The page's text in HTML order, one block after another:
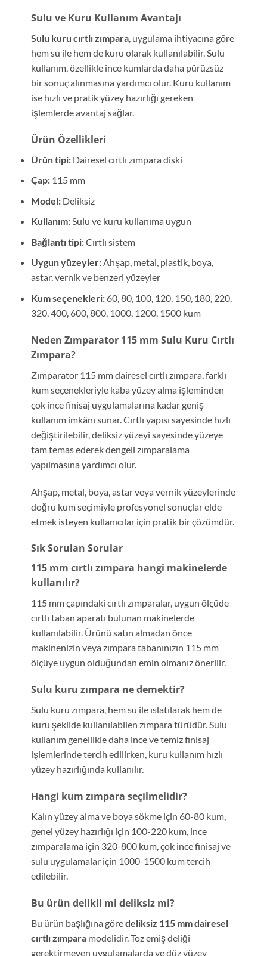
Sulu ve Kuru Kullanım Avantajı
Sulu kuru cırtlı zımpara, uygulama ihtiyacına göre
hem su ile hem de kuru olarak kullanılabilir. Sulu
kullanım, özellikle ince kumlarda daha pürüzsüz
bir sonuç alınmasına yardımcı olur. Kuru kullanım
ise hızlı ve pratik yüzey hazırlığı gereken
işlemlerde avantaj sağlar.
Ürün Özellikleri
Ürün tipi:Dairesel cırtlı zımpara diski
Çap:115 mm
Model:Deliksiz
Kullanım:Sulu ve kuru kullanıma uygun
Bağlantı tipi:Cırtlı sistem
Uygun yüzeyler:Ahşap, metal, plastik, boya,
astar, vernik ve benzeri yüzeyler
Kum seçenekleri:60, 80, 100, 120, 150, 180, 220,
320, 400, 600, 800, 1000, 1200, 1500 kum
Neden Zımparator 115 mm Sulu Kuru Cırtlı
Zımpara?
Zımparator 115 mm dairesel cırtlı zımpara, farklı
kum seçenekleriyle kaba yüzey alma işleminden
çok ince finisaj uygulamalarına kadar geniş
kullanım imkânı sunar. Cırtlı yapısı sayesinde hızlı
değiştirilebilir, deliksiz yüzeyi sayesinde yüzeye
tam temas ederek dengeli zımparalama
yapılmasına yardımcı olur.
Ahşap, metal, boya, astar veya vernik yüzeylerinde
doğru kum seçimiyle profesyonel sonuçlar elde
etmek isteyen kullanıcılar için pratik bir çözümdür.
Sık Sorulan Sorular
115 mm cırtlı zımpara hangi makinelerde
kullanılır?
115 mm çapındaki cırtlı zımparalar, uygun ölçüde
cırtlı taban aparatı bulunan makinelerde
kullanılabilir. Ürünü satın almadan önce
makinenizin veya zımpara tabanınızın 115 mm
ölçüye uygun olduğundan emin olmanız önerilir.
Sulu kuru zımpara ne demektir?
Sulu kuru zımpara, hem su ile ıslatılarak hem de
kuru şekilde kullanılabilen zımpara türüdür. Sulu
kullanım genellikle daha ince ve temiz finisaj
işlemlerinde tercih edilirken, kuru kullanım hızlı
yüzey hazırlığında kullanılır.
Hangi kum zımpara seçilmelidir?
Kalın yüzey alma ve boya sökme için 60-80 kum,
genel yüzey hazırlığı için 100-220 kum, ince
zımparalama için 320-800 kum, çok ince finisaj ve
sulu uygulamalar için 1000-1500 kum tercih
edilebilir.
Bu ürün delikli mi deliksiz mi?
Bu ürün başlığına göredeliksiz 115 mm dairesel
cırtlı zımparamodelidir. Toz emiş deliği
gerektirmeyen uygulamalarda ve düz yüzey